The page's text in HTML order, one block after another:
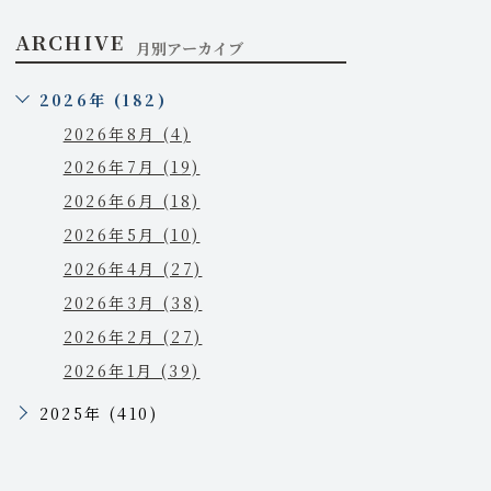
ARCHIVE 月別アーカイブ
2026年 (182)
2026年8月 (4)
2026年7月 (19)
2026年6月 (18)
2026年5月 (10)
2026年4月 (27)
2026年3月 (38)
2026年2月 (27)
2026年1月 (39)
2025年 (410)